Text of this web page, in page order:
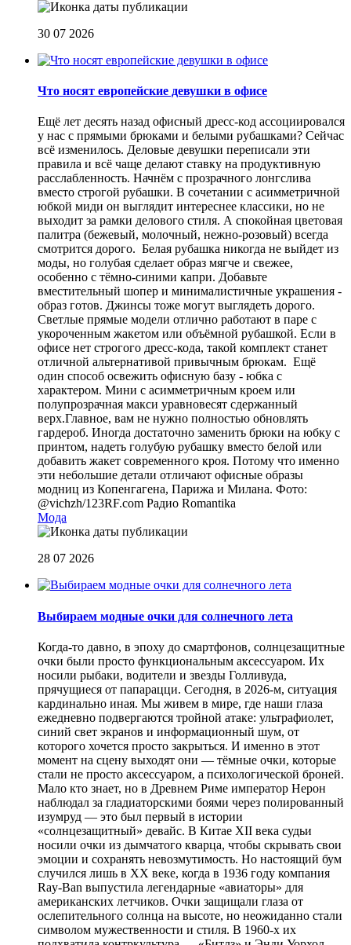
30 07 2026
Что носят европейские девушки в офисе
Ещё лет десять назад офисный дресс-код ассоциировался
у нас с прямыми брюками и белыми рубашками? Сейчас
всё изменилось. Деловые девушки переписали эти
правила и всё чаще делают ставку на продуктивную
расслабленность. Начнём с прозрачного лонгслива
вместо строгой рубашки. В сочетании с асимметричной
юбкой миди он выглядит интереснее классики, но не
выходит за рамки делового стиля. А спокойная цветовая
палитра (бежевый, молочный, нежно-розовый) всегда
смотрится дорого. Белая рубашка никогда не выйдет из
моды, но голубая сделает образ мягче и свежее,
особенно с тёмно-синими капри. Добавьте
вместительный шопер и минималистичные украшения -
образ готов. Джинсы тоже могут выглядеть дорого.
Светлые прямые модели отлично работают в паре с
укороченным жакетом или объёмной рубашкой. Если в
офисе нет строгого дресс-кода, такой комплект станет
отличной альтернативой привычным брюкам. Ещё
один способ освежить офисную базу - юбка с
характером. Мини с асимметричным кроем или
полупрозрачная макси уравновесят сдержанный
верх.Главное, вам не нужно полностью обновлять
гардероб. Иногда достаточно заменить брюки на юбку с
принтом, надеть голубую рубашку вместо белой или
добавить жакет современного кроя. Потому что именно
эти небольшие детали отличают офисные образы
модниц из Копенгагена, Парижа и Милана. Фото:
@vichzh/123RF.com Радио Romantika
Мода
28 07 2026
Выбираем модные очки для солнечного лета
Когда-то давно, в эпоху до смартфонов, солнцезащитные
очки были просто функциональным аксессуаром. Их
носили рыбаки, водители и звезды Голливуда,
прячущиеся от папарацци. Сегодня, в 2026-м, ситуация
кардинально иная. Мы живем в мире, где наши глаза
ежедневно подвергаются тройной атаке: ультрафиолет,
синий свет экранов и информационный шум, от
которого хочется просто закрыться. И именно в этот
момент на сцену выходят они — тёмные очки, которые
стали не просто аксессуаром, а психологической броней.
Мало кто знает, но в Древнем Риме император Нерон
наблюдал за гладиаторскими боями через полированный
изумруд — это был первый в истории
«солнцезащитный» девайс. В Китае XII века судьи
носили очки из дымчатого кварца, чтобы скрывать свои
эмоции и сохранять невозмутимость. Но настоящий бум
случился лишь в XX веке, когда в 1936 году компания
Ray-Ban выпустила легендарные «авиаторы» для
американских летчиков. Очки защищали глаза от
ослепительного солнца на высоте, но неожиданно стали
символом мужественности и стиля. В 1960-х их